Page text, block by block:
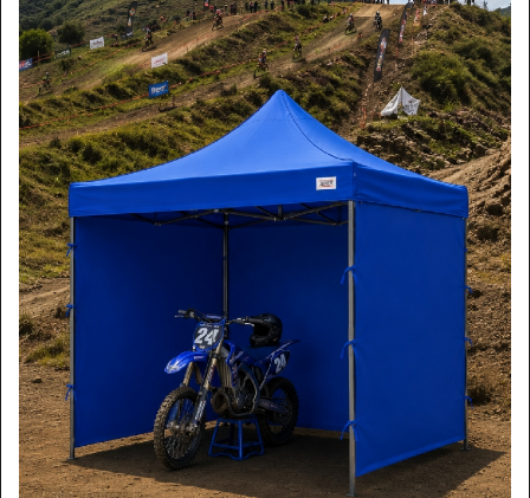
CATEGORIAS DE CATALOGO EQUIPAMIENTO
INDUSTRIAL
ESCALERAS DE ALUMINIO
ESCALERAS FIBRA DE VIDRIO
ESCALERAS MULTIPROPOSITO
ESCALERA DE ATICO
ESCALERAS TIPO AVION
ENFRIADOR DE AIRE
BASUREROS
SILLAS DE OFICINA
ESTUFAS DE PATIO
TURBOCALEFACTORES